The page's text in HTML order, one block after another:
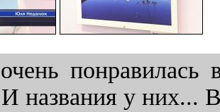
понравилась
И названия у них...